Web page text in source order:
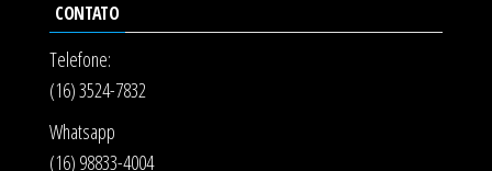
CONTATO
Telefone:
(16) 3524-7832
Whatsapp
(16) 98833-4004